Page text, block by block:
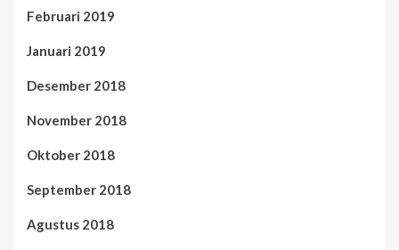
Februari 2019
Januari 2019
Desember 2018
November 2018
Oktober 2018
September 2018
Agustus 2018